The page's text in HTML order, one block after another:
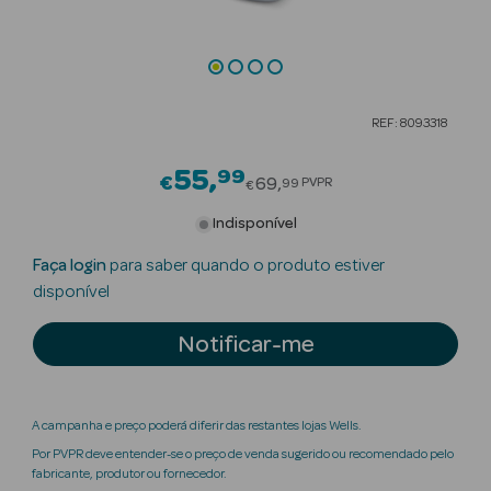
Luxo
Beauty Season
Nutricosmética
Perfumes
Beauty Season
REF: 8093318
€55 99Price reduced from
€69 99 PVPR
Indisponível
Faça login para saber quando o produto estiver
disponível
Notificar-me
A campanha e preço poderá diferir das restantes lojas Wells.
Por PVPR deve entender-se o preço de venda sugerido ou recomendado pelo
fabricante, produtor ou fornecedor.